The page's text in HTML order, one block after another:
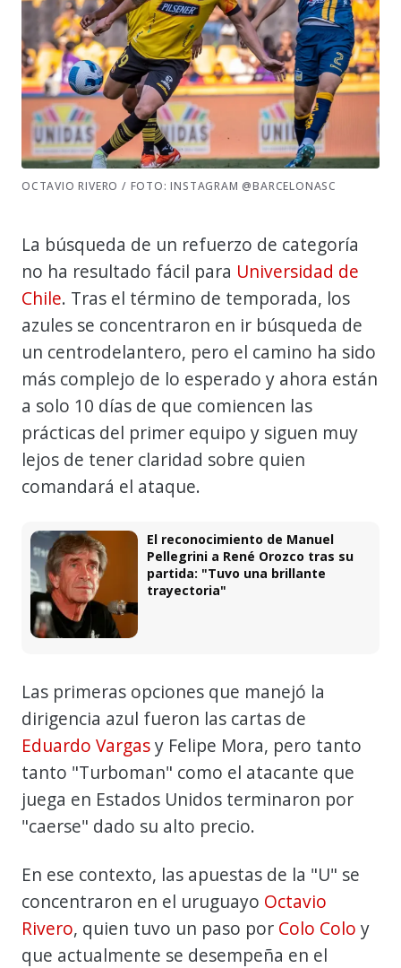
OCTAVIO RIVERO / FOTO: INSTAGRAM @BARCELONASC
La búsqueda de un refuerzo de categoría
no ha resultado fácil para Universidad de
Chile. Tras el término de temporada, los
azules se concentraron en ir búsqueda de
un centrodelantero, pero el camino ha sido
más complejo de lo esperado y ahora están
a solo 10 días de que comiencen las
prácticas del primer equipo y siguen muy
lejos de tener claridad sobre quien
comandará el ataque.
El reconocimiento de Manuel
Pellegrini a René Orozco tras su
partida: "Tuvo una brillante
trayectoria"
Las primeras opciones que manejó la
dirigencia azul fueron las cartas de
Eduardo Vargasy Felipe Mora, pero tanto
tanto "Turboman" como el atacante que
juega en Estados Unidos terminaron por
"caerse" dado su alto precio.
En ese contexto, las apuestas de la "U" se
concentraron en el uruguayo Octavio
Rivero, quien tuvo un paso por Colo Colo y
que actualmente se desempeña en el